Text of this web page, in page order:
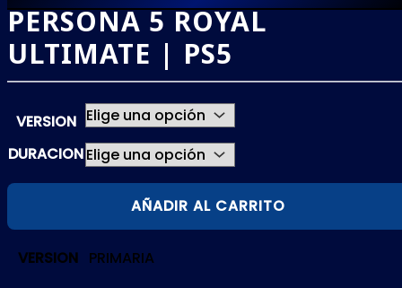
×
PERSONA 5 ROYAL
ULTIMATE | PS5
VERSION
DURACION
PERSONA
ULTIMATE
AÑADIR AL CARRITO
VERSION PRIMARIA